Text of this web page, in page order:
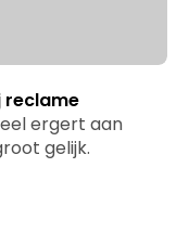
reclame
ergert aan
gelijk.